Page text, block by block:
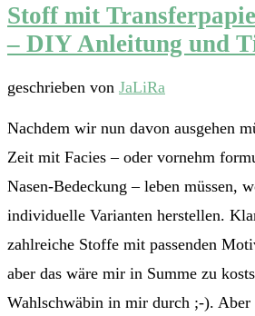
Stoff mit
– DIY Anleitung und
geschrieben von JaLiRa
Nachdem wir nun davon ausgehen
Zeit mit Facies – oder vornehm
Nasen-Bedeckung – leben müssen,
individuelle Varianten herstellen.
zahlreiche Stoffe mit passenden
aber das wäre mir in Summe zu
Wahlschwäbin in mir durch ;-). Aber